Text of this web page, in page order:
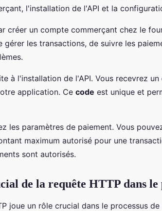
l'installation de l'API et la
créer un compte commerçant chez le
gérer les transactions, de suivre les
à l'installation de l'API. Vous recevrez un
application. Ce code est unique et
les paramètres de paiement. Vous
maximum autorisé pour une
sont autorisés.
de la requête HTTP dans le
joue un rôle crucial dans le processus